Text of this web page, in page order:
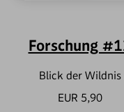
Forschung
Blick der Wildnis
EUR 5,90